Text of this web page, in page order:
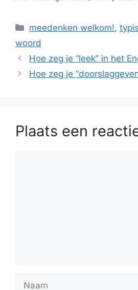
Categorieën
meedenken welkom!,
woord
Hoe zeg je “leek” in het
Hoe zeg je
Plaats een